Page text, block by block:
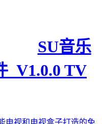
SU音乐
_V1.0.0 TV
电视和电视盒子打造的免